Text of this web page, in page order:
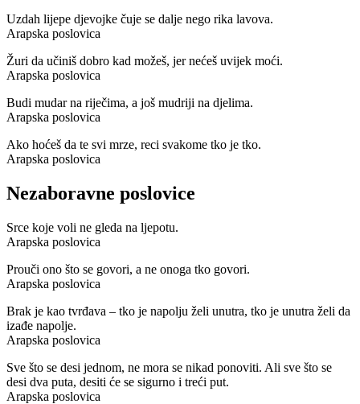
Uzdah lijepe djevojke čuje se dalje nego rika lavova.
Arapska poslovica
Žuri da učiniš dobro kad možeš, jer nećeš uvijek moći.
Arapska poslovica
Budi mudar na riječima, a još mudriji na djelima.
Arapska poslovica
Ako hoćeš da te svi mrze, reci svakome tko je tko.
Arapska poslovica
Nezaboravne poslovice
Srce koje voli ne gleda na ljepotu.
Arapska poslovica
Prouči ono što se govori, a ne onoga tko govori.
Arapska poslovica
Brak je kao tvrđava – tko je napolju želi unutra, tko je unutra želi da
izađe napolje.
Arapska poslovica
Sve što se desi jednom, ne mora se nikad ponoviti. Ali sve što se
desi dva puta, desiti će se sigurno i treći put.
Arapska poslovica